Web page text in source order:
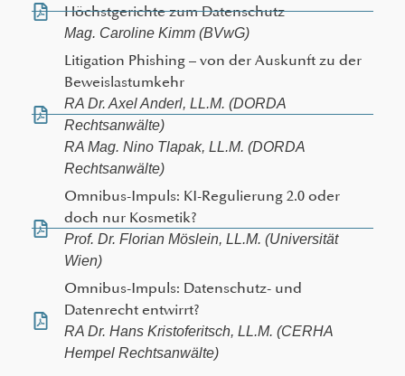
Höchstgerichte zum Datenschutz
Mag. Caroline Kimm (BVwG)
Litigation Phishing – von der Auskunft zu der
Beweislastumkehr
RA Dr. Axel Anderl, LL.M. (DORDA
Rechtsanwälte)
RA Mag. Nino Tlapak, LL.M. (DORDA
Rechtsanwälte)
Omnibus-Impuls: KI-Regulierung 2.0 oder
doch nur Kosmetik?
Prof. Dr. Florian Möslein, LL.M. (Universität
Wien)
Omnibus-Impuls: Datenschutz- und
Datenrecht entwirrt?
RA Dr. Hans Kristoferitsch, LL.M. (CERHA
Hempel Rechtsanwälte)